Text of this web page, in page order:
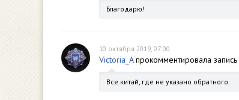
Благодарю!
10 октября 2019, 07:00
Victoria_Aпрокомментировала запись
Все китай, где не указано обратного.